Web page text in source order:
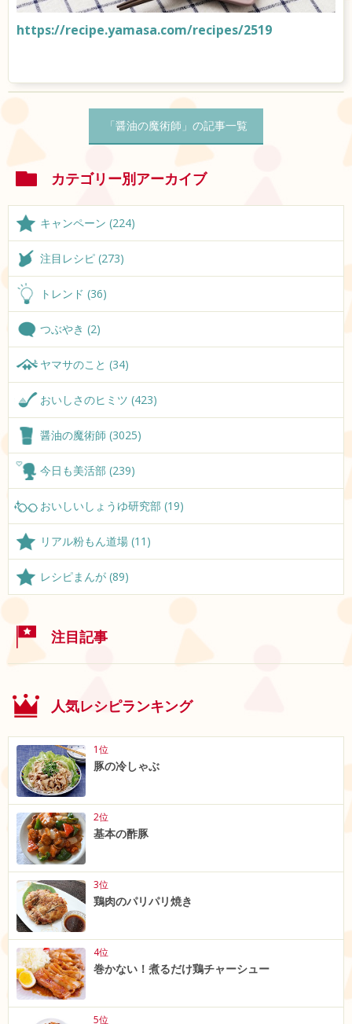
https://recipe.yamasa.com/recipes/2519
「醤油の魔術師」の記事一覧
カテゴリー別アーカイブ
キャンペーン (224)
注目レシピ (273)
トレンド (36)
つぶやき (2)
ヤマサのこと (34)
おいしさのヒミツ (423)
醤油の魔術師 (3025)
今日も美活部 (239)
おいしいしょうゆ研究部 (19)
リアル粉もん道場 (11)
レシピまんが (89)
注目記事
人気レシピランキング
1位
豚の冷しゃぶ
2位
基本の酢豚
3位
鶏肉のパリパリ焼き
4位
巻かない！煮るだけ鶏チャーシュー
5位